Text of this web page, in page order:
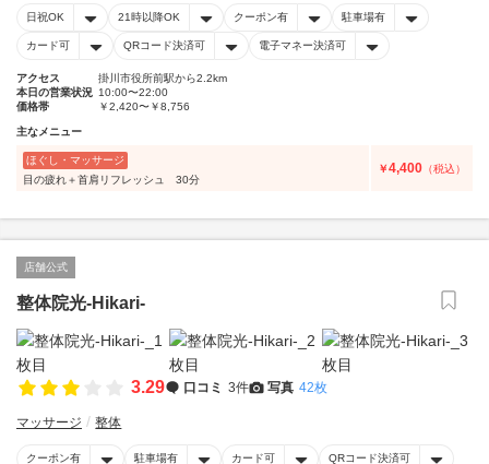
日祝OK 21時以降OK クーポン有 駐車場有
カード可 QRコード決済可 電子マネー決済可
アクセス
掛川市役所前駅から2.2km
本日の営業状況 10:00〜22:00
価格帯
￥2,420〜￥8,756
主なメニュー
ほぐし・マッサージ
目の疲れ＋首肩リフレッシュ 30分
￥4,400 （税込）
店舗公式
整体院光-Hikari-
3.29 口コミ 3件 写真 42枚
マッサージ 整体
クーポン有 駐車場有 カード可 QRコード決済可